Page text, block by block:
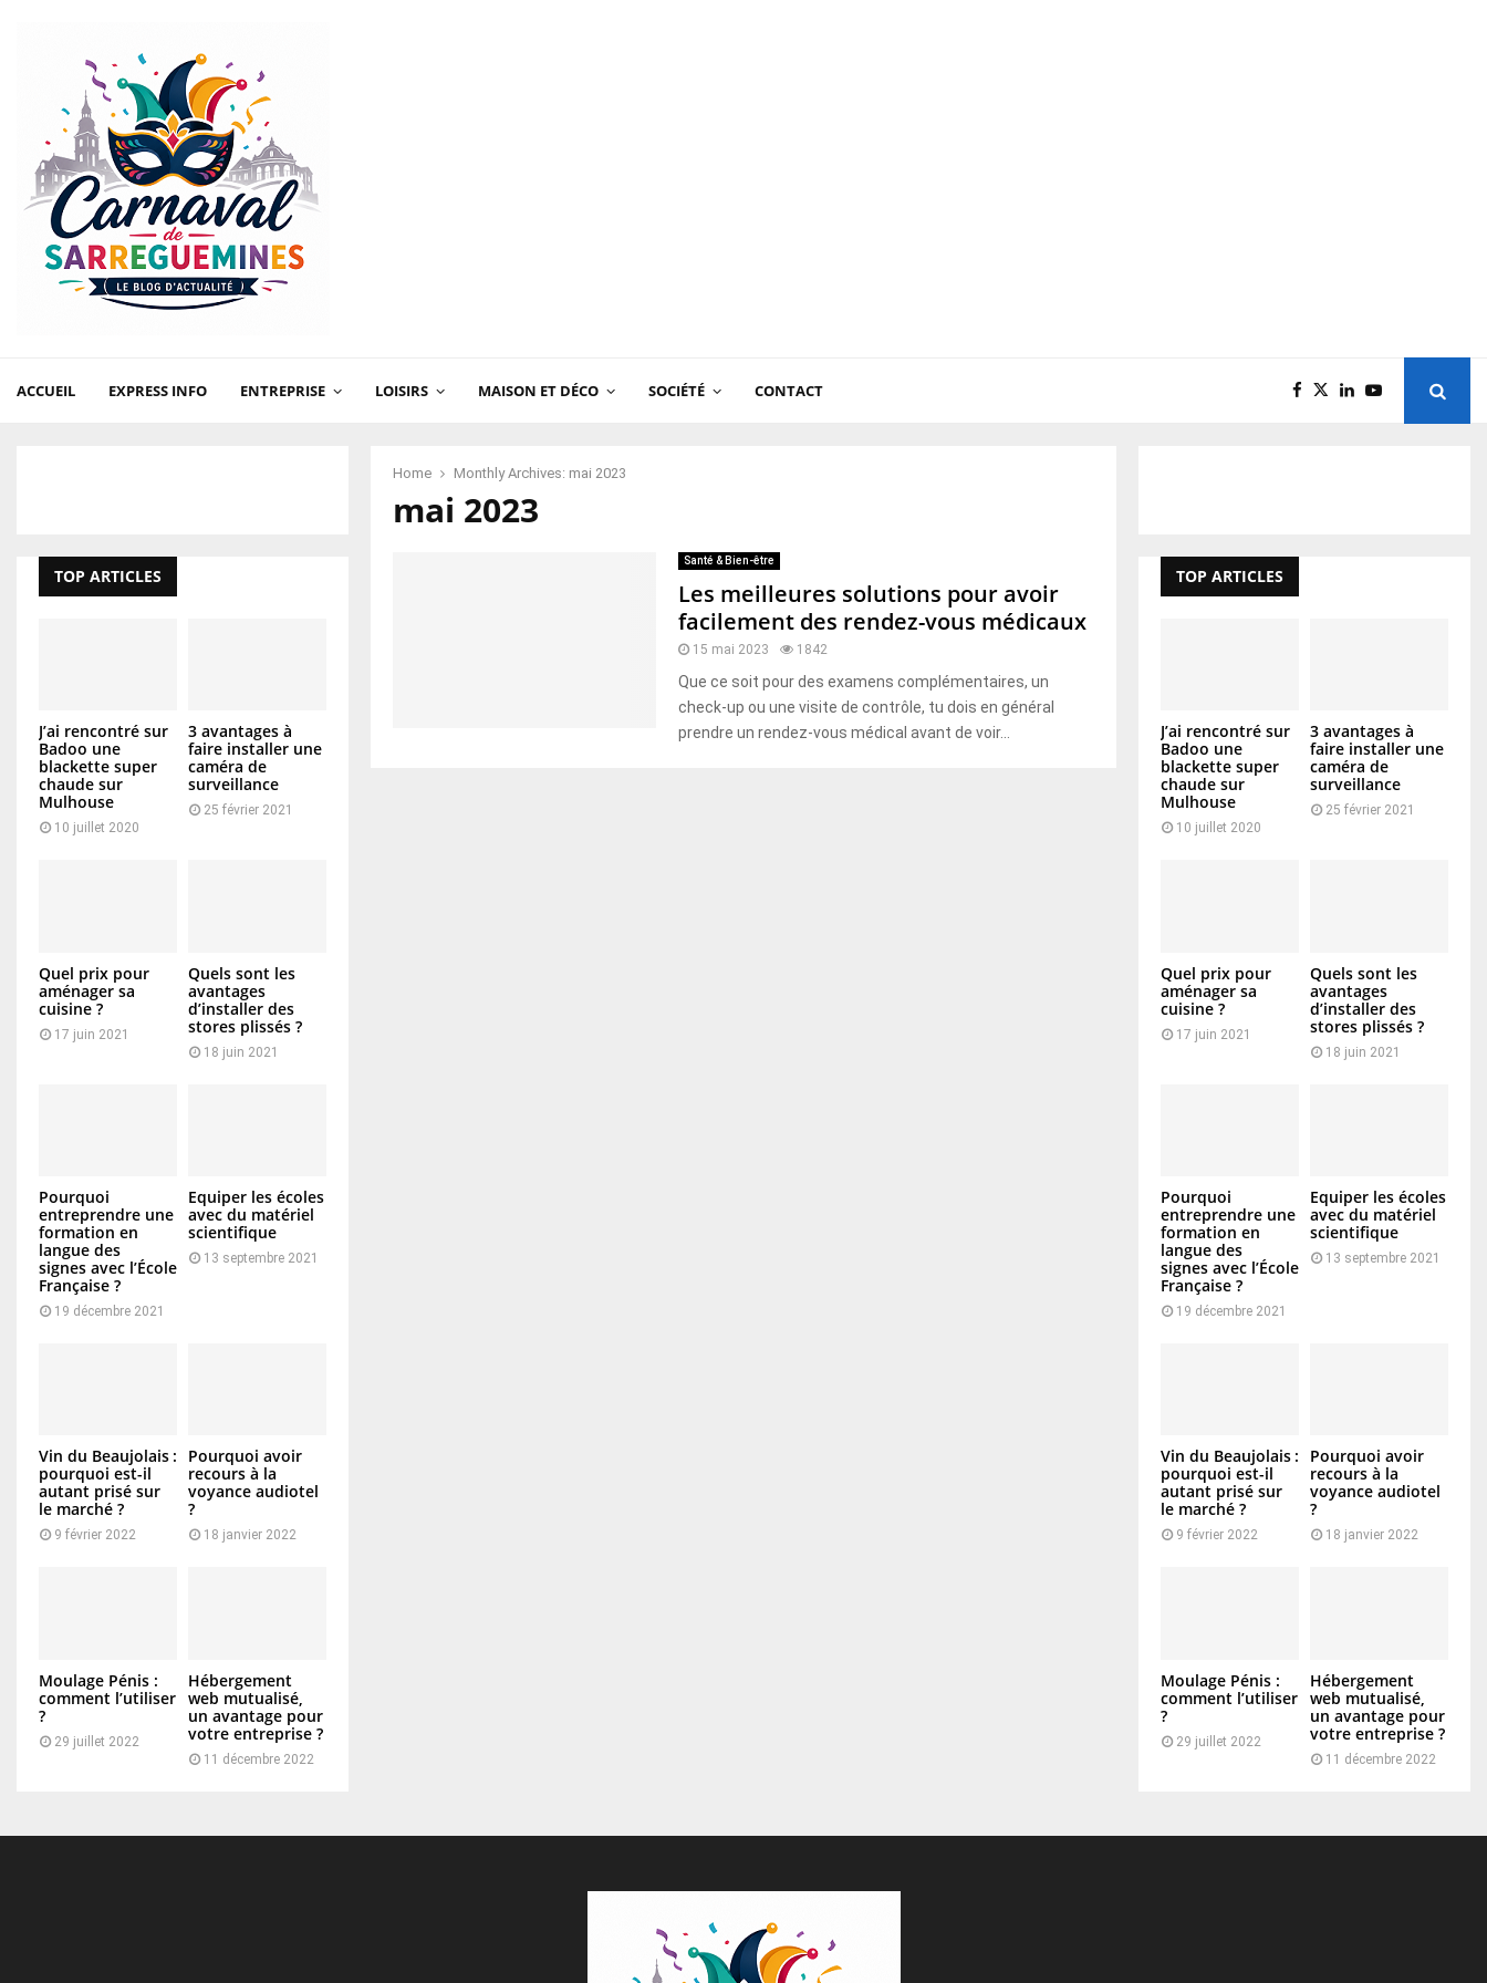
ACCUEIL EXPRESS INFO ENTREPRISE LOISIRS MAISON ET DÉCO SOCIÉTÉ CONTACT
Home Monthly Archives: mai 2023
mai 2023
Santé & Bien-être
Les meilleures solutions pour avoir
facilement des rendez-vous médicaux
15 mai 2023 1842
Que ce soit pour des examens complémentaires, un
check-up ou une visite de contrôle, tu dois en général
prendre un rendez-vous médical avant de voir...
TOP ARTICLES
J’ai rencontré sur
Badoo une
blackette super
chaude sur
Mulhouse
10 juillet 2020
3 avantages à
faire installer une
caméra de
surveillance
25 février 2021
Quel prix pour
aménager sa
cuisine ?
17 juin 2021
Quels sont les
avantages
d’installer des
stores plissés ?
18 juin 2021
Pourquoi
entreprendre une
formation en
langue des
signes avec l’École
Française ?
19 décembre 2021
Equiper les écoles
avec du matériel
scientifique
13 septembre 2021
Vin du Beaujolais :
pourquoi est-il
autant prisé sur
le marché ?
9 février 2022
Pourquoi avoir
recours à la
voyance audiotel
?
18 janvier 2022
Moulage Pénis :
comment l’utiliser
?
29 juillet 2022
Hébergement
web mutualisé,
un avantage pour
votre entreprise ?
11 décembre 2022
TOP ARTICLES
J’ai rencontré sur
Badoo une
blackette super
chaude sur
Mulhouse
10 juillet 2020
3 avantages à
faire installer une
caméra de
surveillance
25 février 2021
Quel prix pour
aménager sa
cuisine ?
17 juin 2021
Quels sont les
avantages
d’installer des
stores plissés ?
18 juin 2021
Pourquoi
entreprendre une
formation en
langue des
signes avec l’École
Française ?
19 décembre 2021
Equiper les écoles
avec du matériel
scientifique
13 septembre 2021
Vin du Beaujolais :
pourquoi est-il
autant prisé sur
le marché ?
9 février 2022
Pourquoi avoir
recours à la
voyance audiotel
?
18 janvier 2022
Moulage Pénis :
comment l’utiliser
?
29 juillet 2022
Hébergement
web mutualisé,
un avantage pour
votre entreprise ?
11 décembre 2022